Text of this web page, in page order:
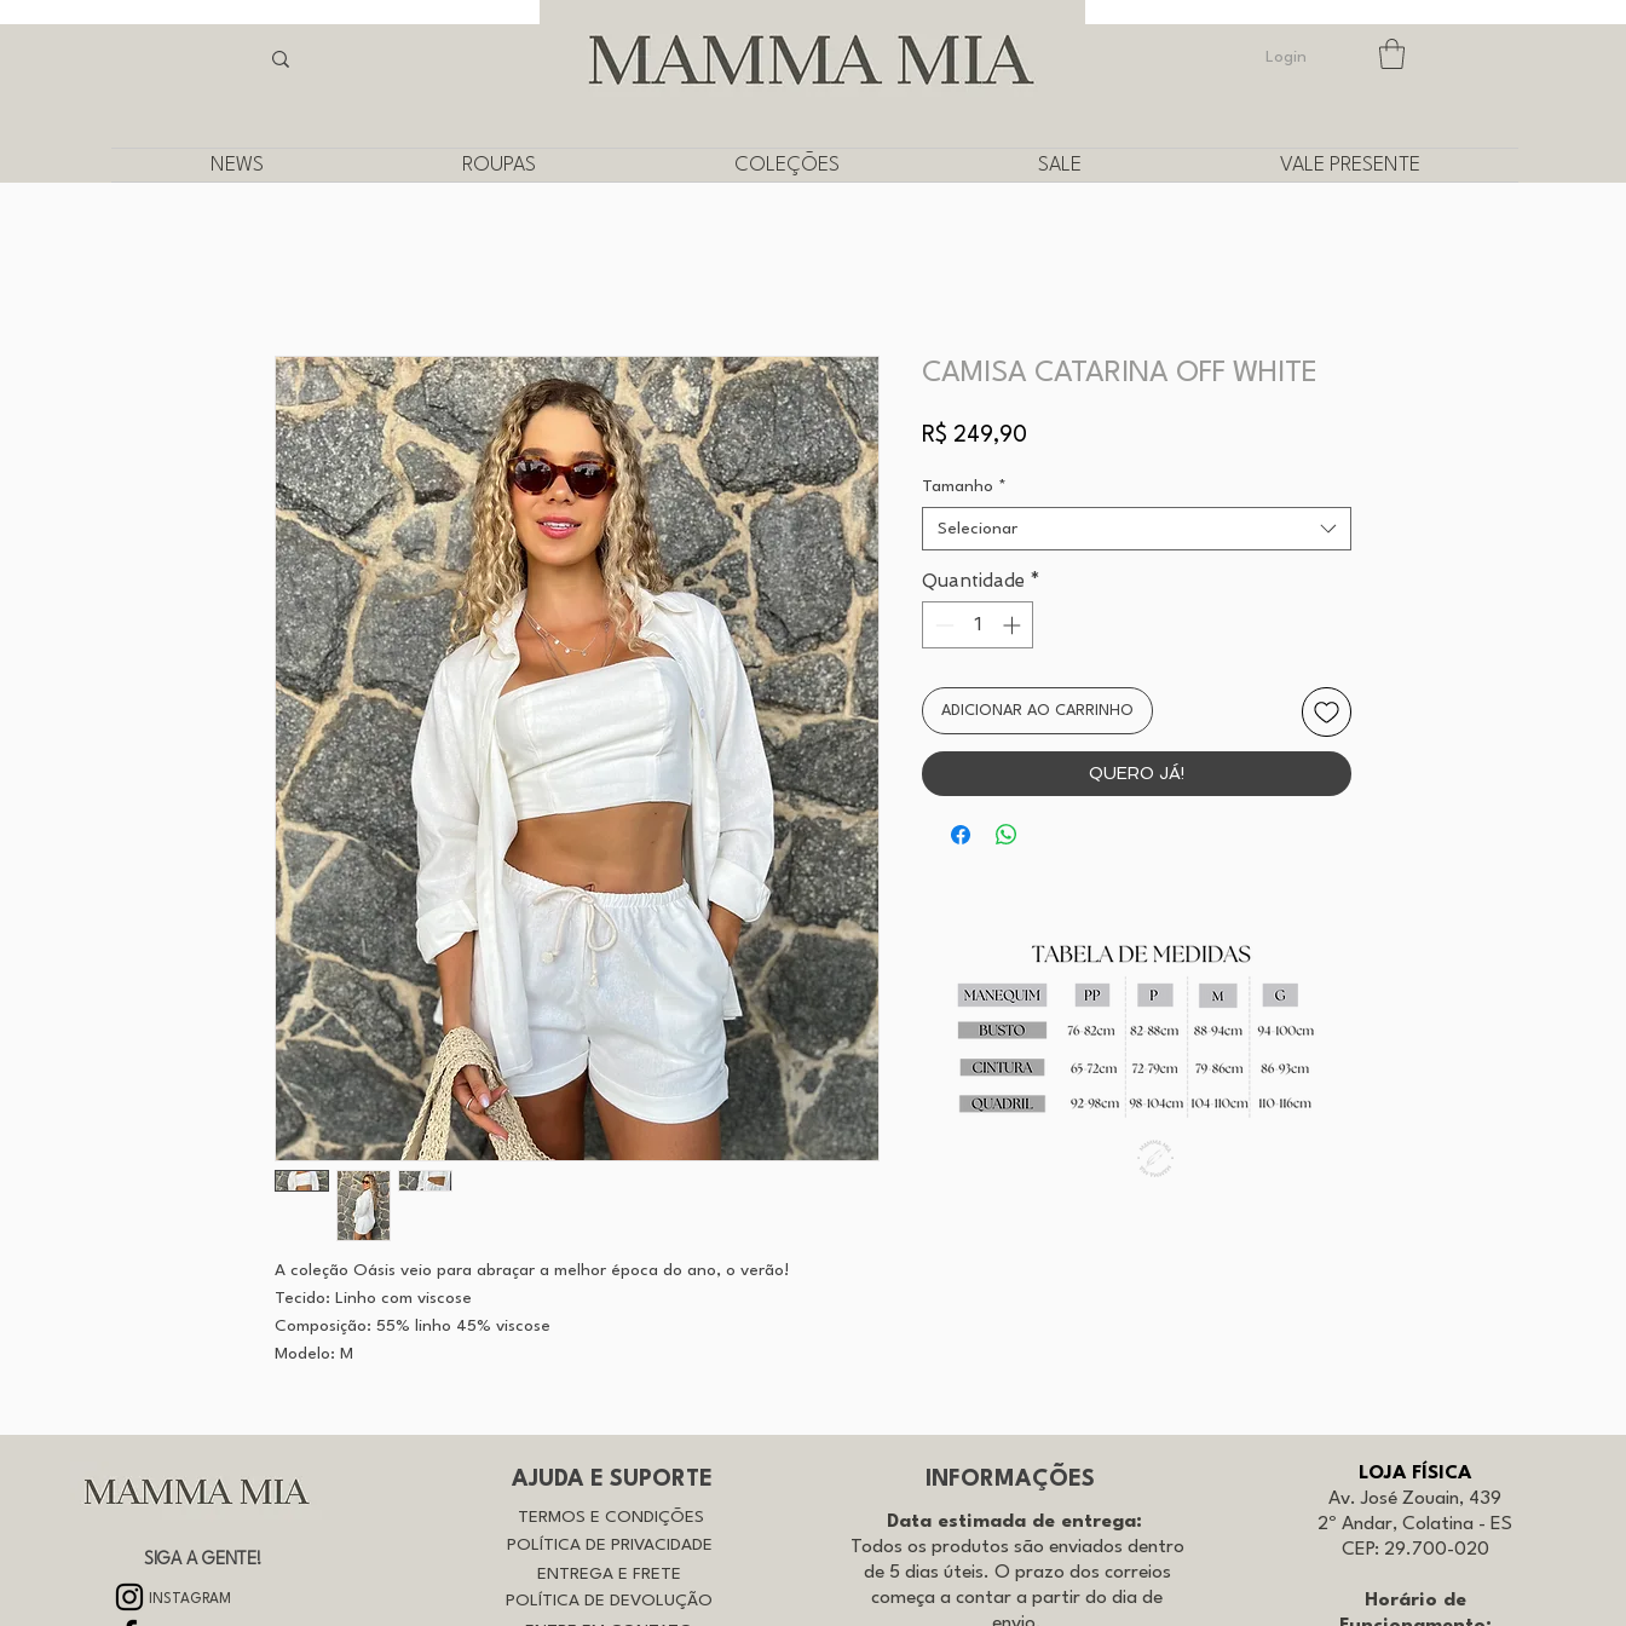
Login
NEWS ROUPAS COLEÇÕES SALE VALE PRESENTE
PRIMEIRADEMUITAS PARA PRIMEIRA COMPRA
A coleção Oásis veio para abraçar a melhor época do ano, o verão!
Tecido: Linho com viscose
Composição: 55% linho 45% viscose
Modelo: M
CAMISA CATARINA OFF WHITE
R$ 249,90
Tamanho *
Selecionar
Quantidade *
ADICIONAR AO CARRINHO
QUERO JÁ!
SIGA A GENTE!
INSTAGRAM
AJUDA E SUPORTE
TERMOS E CONDIÇÕES
POLÍTICA DE PRIVACIDADE
ENTREGA E FRETE
POLÍTICA DE DEVOLUÇÃO
INFORMAÇÕES
Data estimada de entrega:
Todos os produtos são enviados dentro
de 5 dias úteis. O prazo dos correios
começa a contar a partir do dia de
LOJA FÍSICA
Av. José Zouain, 439
2º Andar, Colatina - ES
CEP: 29.700-020
Horário de